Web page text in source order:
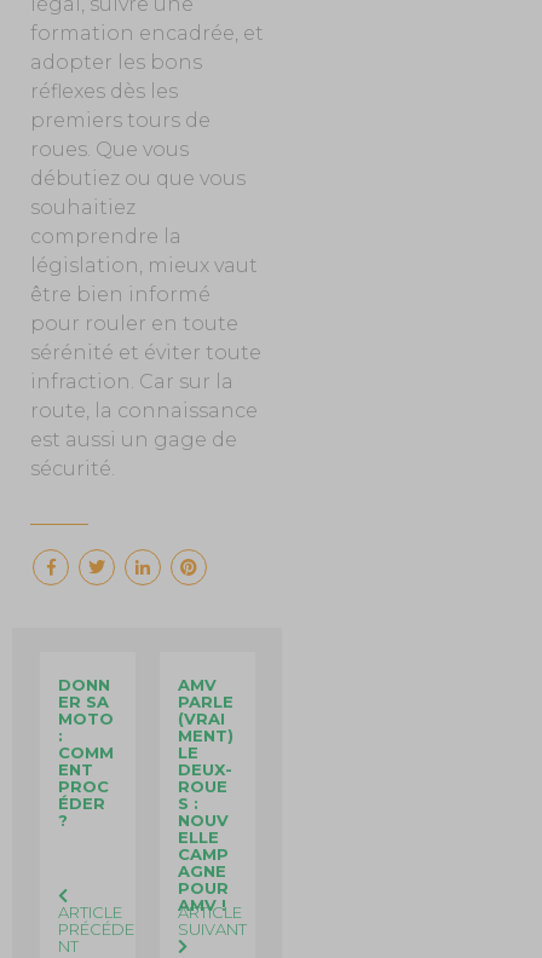
formation encadrée, et
adopter les bons
réflexes dès les
premiers tours de
roues. Que vous
débutiez ou que vous
souhaitiez
comprendre la
législation, mieux vaut
être bien informé
pour rouler en toute
sérénité et éviter toute
infraction. Car sur la
route, la connaissance
est aussi un gage de
sécurité.
DONN
ER SA
MOTO
:
COMM
ENT
PROC
ÉDER
?
ARTICLE
PRÉCÉDE
NT
AMV
PARLE
(VRAI
MENT)
LE
DEUX-
ROUE
S :
NOUV
ELLE
CAMP
AGNE
POUR
AMV !
ARTICLE
SUIVANT